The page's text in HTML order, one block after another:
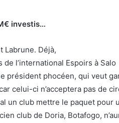
investis…
Labrune. Déjà,
l’international Espoirs à Salo
président phocéen, qui veut
celui-ci n’acceptera pas de
un club mettre le paquet pour
club de Doria, Botafogo,